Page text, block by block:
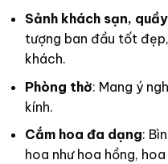
Sảnh khách sạn,
tượng ban đầu tốt
khách.
Phòng thờ: Mang ý
kính.
Cắm hoa đa dạng:
hoa như hoa hồng,